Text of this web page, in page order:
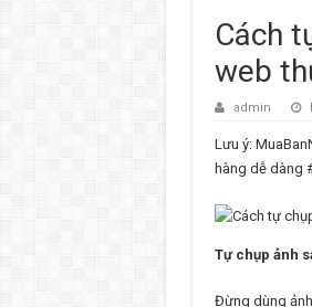
Cách
web
admin
Lưu ý:
hàng dễ dàng
Tự chụp ảnh
Đừng dùng